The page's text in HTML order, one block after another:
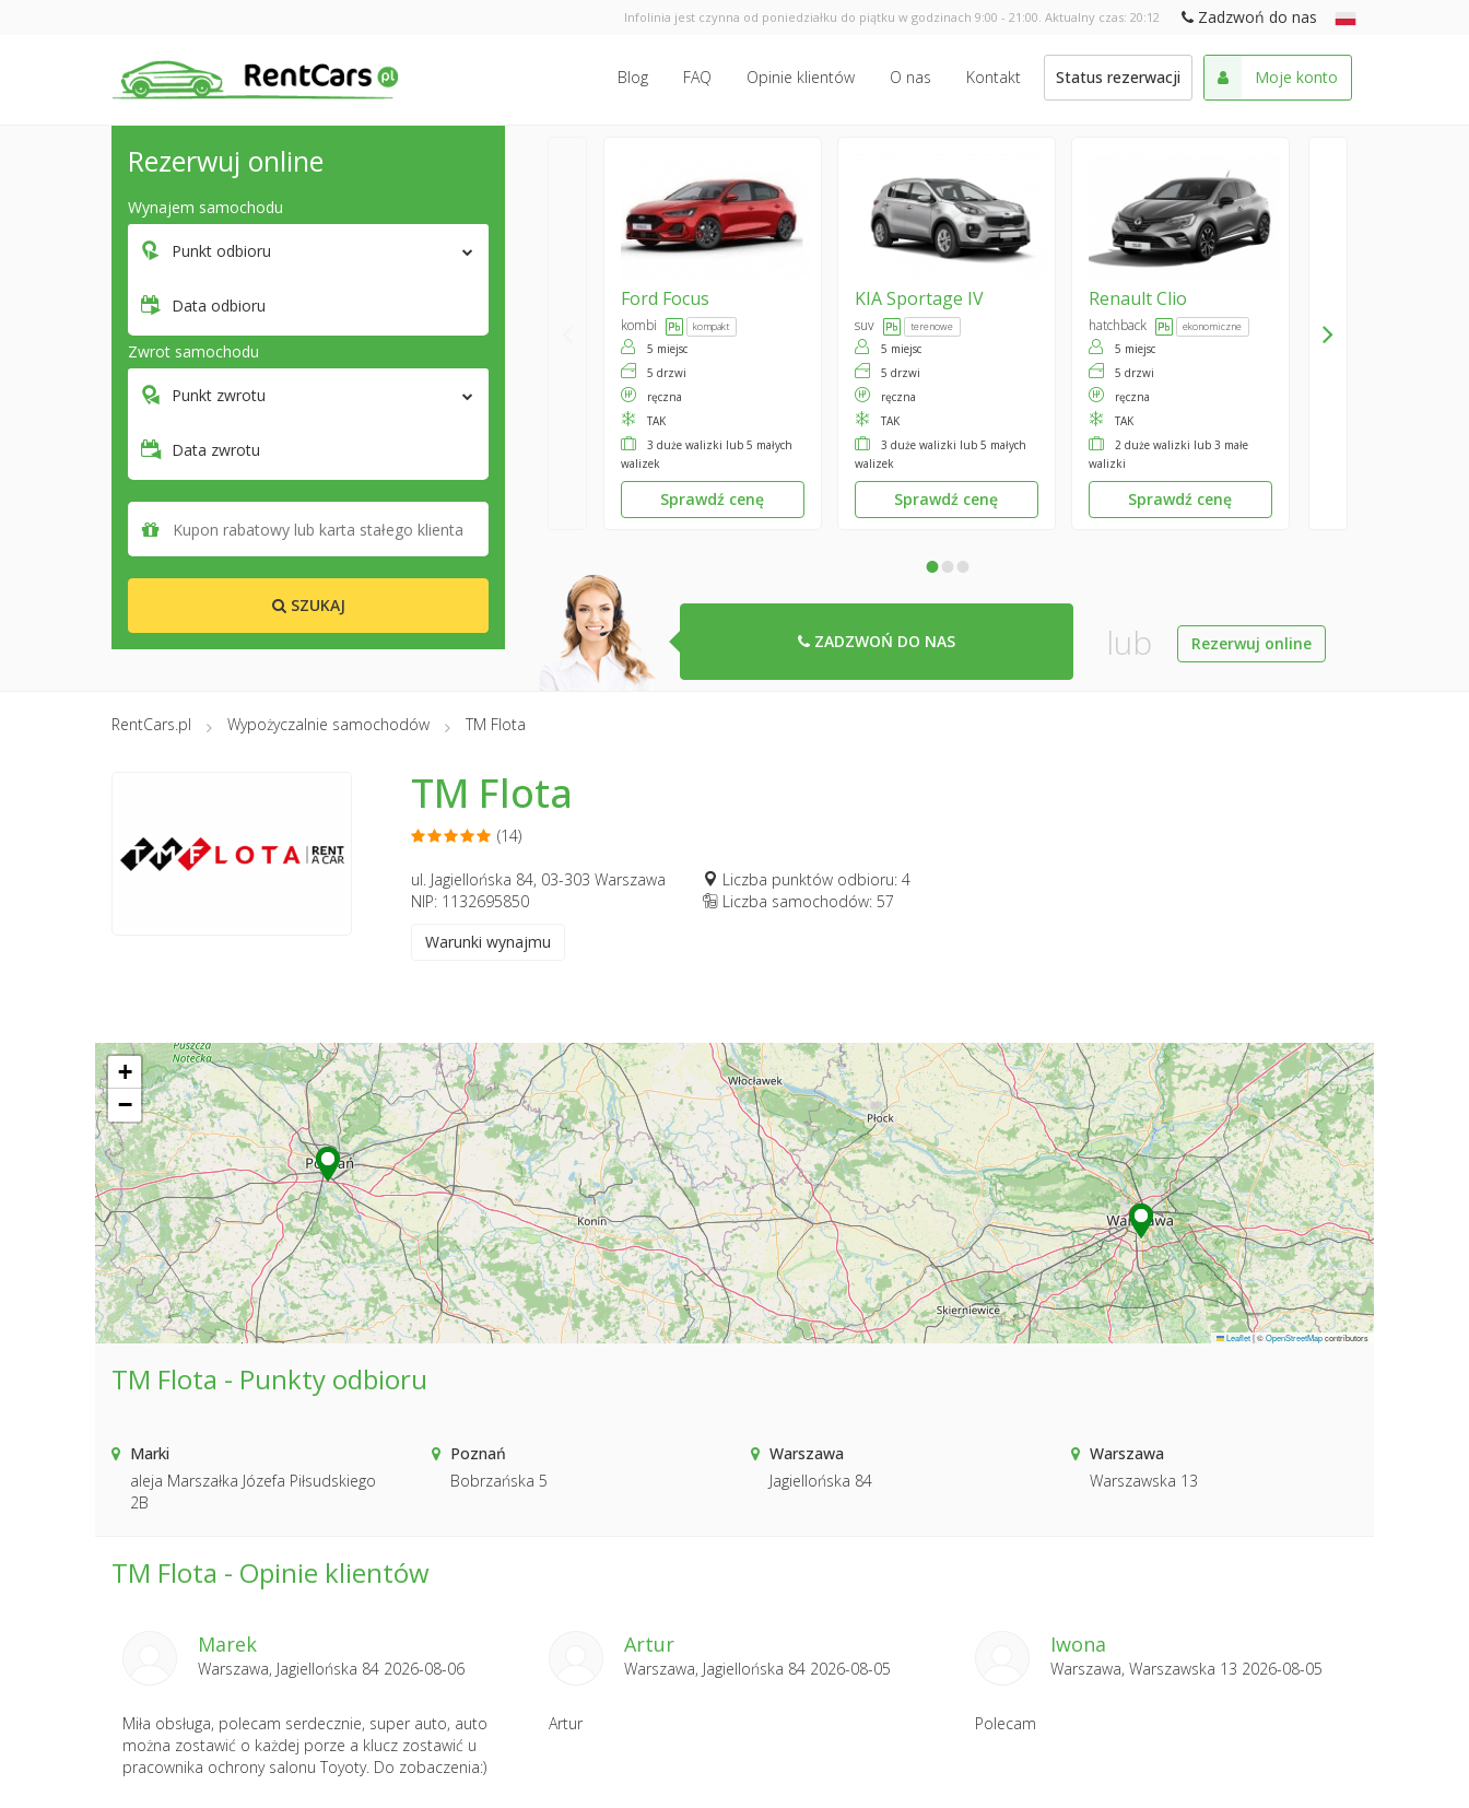
Infolinia jest czynna od poniedziałku do piątku w godzinach 9:00 - 21:00. Aktualny czas: 20:12 Zadzwoń do nas
Blog FAQ Opinie klientów O nas Kontakt Status rezerwacji Moje konto
Rezerwuj online
Wynajem samochodu
Punkt odbioru
Data odbioru
Zwrot samochodu
Punkt zwrotu
Data zwrotu
SZUKAJ
Ford Focus
kombi kompakt
5 miejsc
5 drzwi
ręczna
TAK
3 duże walizki lub 5 małych
walizek
Sprawdź cenę
KIASportage IV
suv terenowe
5 miejsc
5 drzwi
ręczna
TAK
3 duże walizki lub 5 małych
walizek
Sprawdź cenę
RenaultClio
hatchback ekonomiczne
5 miejsc
5 drzwi
ręczna
TAK
2 duże walizki lub 3 małe
walizki
Sprawdź cenę
•••
ZADZWOŃ DO NAS lub Rezerwuj online
RentCars.pl Wypożyczalnie samochodów TM Flota
TM Flota
(14)
ul. Jagiellońska 84, 03-303 Warszawa
NIP: 1132695850
Warunki wynajmu
Liczba punktów odbioru: 4
Liczba samochodów: 57
+
−
Leaflet|©OpenStreetMapcontributors
TM Flota - Punkty odbioru
Marki
aleja Marszałka Józefa Piłsudskiego
2B
Poznań
Bobrzańska 5
Warszawa
Jagiellońska 84
Warszawa
Warszawska 13
TM Flota - Opinie klientów
Marek
Warszawa, Jagiellońska 84 2026-08-06
Miła obsługa, polecam serdecznie, super auto, auto
można zostawić o każdej porze a klucz zostawić u
pracownika ochrony salonu Toyoty. Do zobaczenia:)
Artur
Warszawa, Jagiellońska 84 2026-08-05
Artur
Iwona
Warszawa, Warszawska 13 2026-08-05
Polecam